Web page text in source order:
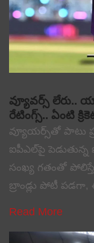
వ్యూవర్స్ లేరు..
రేటింగ్స్.. ఏంటి
వ్యూయర్స్‌తో పాటు
ఐపీఎల్‌పై పెడుతున్న
సంఖ్య గతంతో
బ్రాండ్లు పోటీ
Read More